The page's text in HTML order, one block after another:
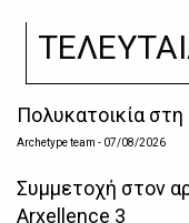
Πολυκατοικία
Archetype team - 07/08/2026
Συμμετοχή στον
Arxellence 3